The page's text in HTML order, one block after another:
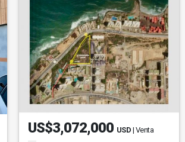
US$3,072,000 USD | Venta